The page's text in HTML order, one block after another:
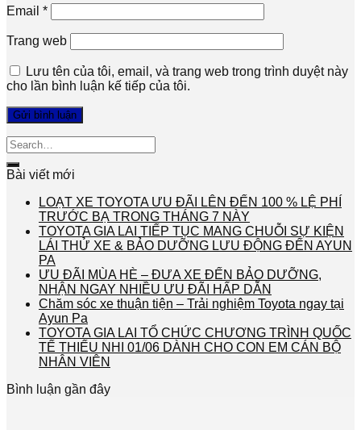
Email *
Trang web
Lưu tên của tôi, email, và trang web trong trình duyệt này
cho lần bình luận kế tiếp của tôi.
Bài viết mới
LOẠT XE TOYOTA ƯU ĐÃI LÊN ĐẾN 100 % LỆ PHÍ
TRƯỚC BẠ TRONG THÁNG 7 NÀY
TOYOTA GIA LAI TIẾP TỤC MANG CHUỖI SỰ KIỆN
LÁI THỬ XE & BẢO DƯỠNG LƯU ĐỘNG ĐẾN AYUN
PA
ƯU ĐÃI MÙA HÈ – ĐƯA XE ĐẾN BẢO DƯỠNG,
NHẬN NGAY NHIỀU ƯU ĐÃI HẤP DẪN
Chăm sóc xe thuận tiện – Trải nghiệm Toyota ngay tại
Ayun Pa
TOYOTA GIA LAI TỔ CHỨC CHƯƠNG TRÌNH QUỐC
TẾ THIẾU NHI 01/06 DÀNH CHO CON EM CÁN BỘ
NHÂN VIÊN
Bình luận gần đây